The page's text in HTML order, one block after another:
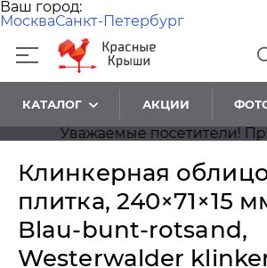
Ваш город:
МоскваСанкт-Петербург
КАТАЛОГ АКЦИИ
Уважаемые посетители!
Клинкерная
плитка, 240×71×15
Blau-bunt-rotsand,
Westerwalder